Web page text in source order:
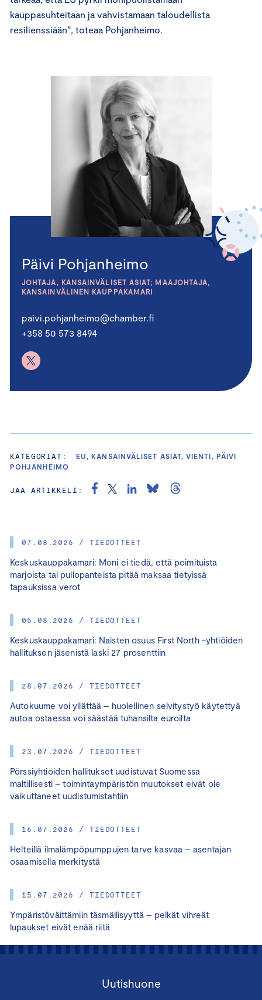
07.08.2026 / TIEDOTTEET
Keskuskauppakamari: Moni ei tiedä, että poimituista
marjoista tai pullopanteista pitää maksaa tietyissä
tapauksissa verot
05.08.2026 / TIEDOTTEET
Keskuskauppakamari: Naisten osuus First North -yhtiöiden
hallituksen jäsenistä laski 27 prosenttiin
28.07.2026 / TIEDOTTEET
Autokuume voi yllättää – huolellinen selvitystyö käytettyä
autoa ostaessa voi säästää tuhansilta euroilta
23.07.2026 / TIEDOTTEET
Pörssiyhtiöiden hallitukset uudistuvat Suomessa
maltillisesti – toimintaympäristön muutokset eivät ole
vaikuttaneet uudistumistahtiin
16.07.2026 / TIEDOTTEET
Helteillä ilmalämpöpumppujen tarve kasvaa – asentajan
osaamisella merkitystä
15.07.2026 / TIEDOTTEET
Ympäristöväittämiin täsmällisyyttä – pelkät vihreät
lupaukset eivät enää riitä
kauppasuhteitaan ja vahvistamaan taloudellista
resilienssiään”, toteaa Pohjanheimo.
Päivi Pohjanheimo
JOHTAJA, KANSAINVÄLISET ASIAT; MAAJOHTAJA,
KANSAINVÄLINEN KAUPPAKAMARI
paivi.pohjanheimo@chamber.fi
+358 50 573 8494
KATEGORIAT:
EU, KANSAINVÄLISET ASIAT, VIENTI, PÄIVI
POHJANHEIMO
JAA ARTIKKELI:
Uutishuone